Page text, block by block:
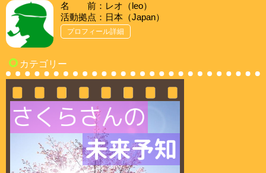
名 前：レオ（leo）
活動拠点：日本（Japan）
プロフィール詳細
カテゴリー